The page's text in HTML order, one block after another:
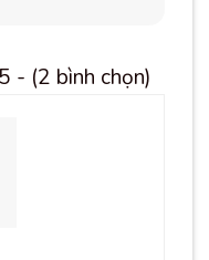
- (2 bình chọn)